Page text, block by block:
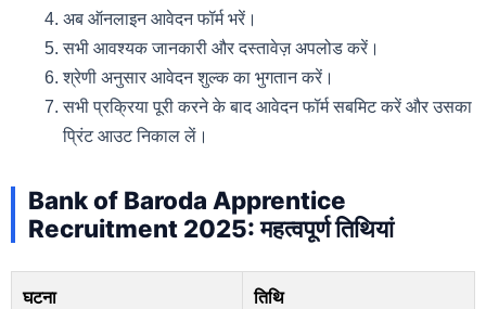
अब ऑनलाइन आवेदन फॉर्म भरें।
सभी आवश्यक जानकारी और दस्तावेज़ अपलोड करें।
श्रेणी अनुसार आवेदन शुल्क का भुगतान करें।
सभी प्रक्रिया पूरी करने के बाद आवेदन फॉर्म सबमिट करें और उसका
प्रिंट आउट निकाल लें।
Bank of Baroda Apprentice
Recruitment 2025: महत्वपूर्ण तिथियां
घटना तिथि